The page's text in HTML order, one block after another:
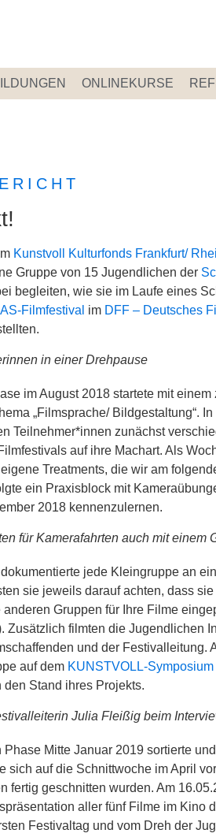
ONLINEKURSE
Kunstvoll Kulturfonds Frankfurt/
Gruppe von 15 Jugendlichen der
begleiten, wie sie im Laufe eines
Filmfestival im DFF – Deutsches
in einer Drehpause
im August 2018 startete mit
„Filmsprache/ Bildgestaltung“.
Teilnehmer*innen zunächst
auf ihre Machart. Als
Treatments, die wir am
ein Praxisblock mit
2018 kennenzulernen.
für Kamerafahrten auch mit einem
jede Kleingruppe an
sie jeweils darauf achten, dass sie
Gruppen für Ihre Filme
Zusätzlich filmten die Jugendlichen
und der Festivalleitung.
auf dem KUNSTVOLL-
Stand ihres Projekts.
Julia Fleißig beim
Phase Mitte Januar 2019 sortierte
sich auf die Schnittwoche im April
fertig geschnitten wurden. Am
aller fünf Filme im Kino
Festivaltag und vom Dreh der